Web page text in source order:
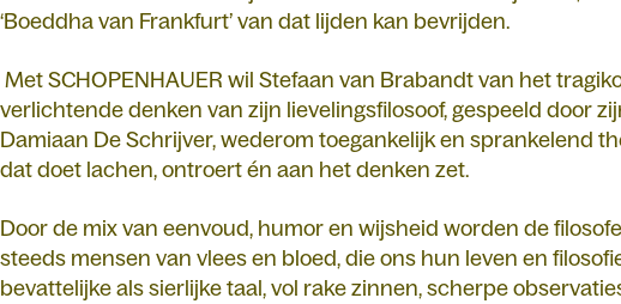
‘Boeddha van Frankfurt’ van dat lijden kan bevrijden.
Met SCHOPENHAUER wil Stefaan van Brabandt van het
verlichtende denken van zijn lievelingsfilosoof, gespeeld door
Damiaan De Schrijver, wederom toegankelijk en sprankelend
dat doet lachen, ontroert én aan het denken zet.
Door de mix van eenvoud, humor en wijsheid worden de
steeds mensen van vlees en bloed, die ons hun leven en
bevattelijke als sierlijke taal, vol rake zinnen, scherpe